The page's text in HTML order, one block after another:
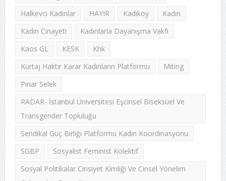
Halkevci Kadınlar
HAYIR Kadıköy
Kadın
Kadın Cinayeti
Kadınlarla Dayanışma Vakfı
Kaos GL
KESK
Khk
Kürtaj Haktır Karar Kadınların Platformu
Miting
Pınar Selek
RADAR- İstanbul Üniversitesi Eşcinsel Biseksüel Ve
Transgender Topluluğu
Sendikal Güç Birliği Platformu Kadın Koordinasyonu
SGBP
Sosyalist Feminist Kolektif
Sosyal Politikalar Cinsiyet Kimliği Ve Cinsel Yönelim